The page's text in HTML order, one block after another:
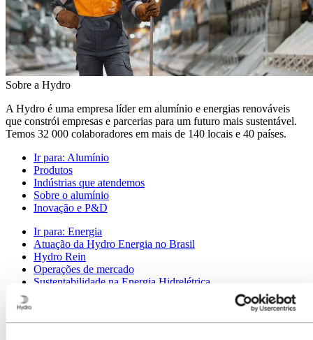
Sobre a Hydro
A Hydro é uma empresa líder em alumínio e energias renováveis
que constrói empresas e parcerias para um futuro mais sustentável.
Temos 32 000 colaboradores em mais de 140 locais e 40 países.
Ir para: Alumínio
Produtos
Indústrias que atendemos
Sobre o alumínio
Inovação e P&D
Ir para: Energia
Atuação da Hydro Energia no Brasil
Hydro Rein
Operações de mercado
Sustentabilidade na Energia Hidrelétrica